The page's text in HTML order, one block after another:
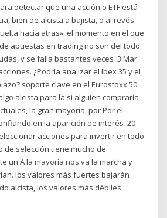
detectar que una acción o ETF está
bien de alcista a bajista, o al revés
hacia atras»: el momento en el que
apuestas en trading no son del todo
y se falla bastantes veces 3 Mar
¿Podría analizar el Ibex 35 y el
soporte clave en el Eurostoxx 50
alcista para la si alguien compraría
la gran mayoría, por Por el
en la aparición de interés 20
acciones para invertir en todo
de selección tiene mucho de
un A la mayoría nos va la marcha y
los valores más fuertes bajarán
alcista, los valores más débiles